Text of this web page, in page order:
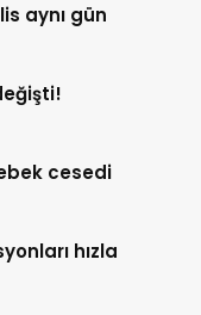
aynı gün
cesedi
hızla